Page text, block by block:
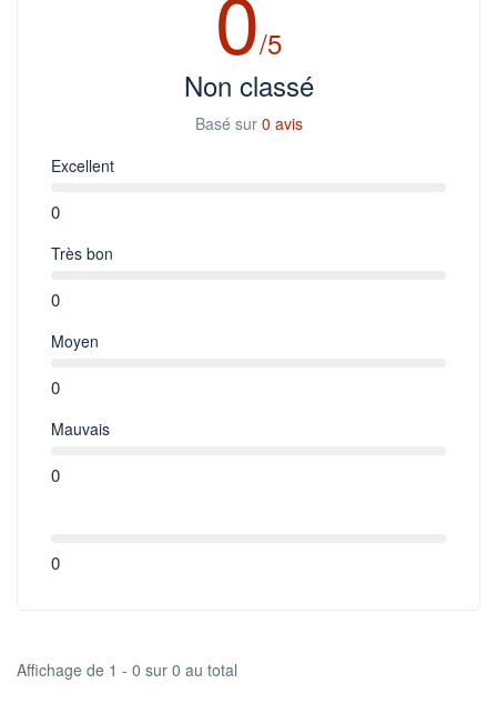
/5
Non classé
Basé sur 0 avis
Excellent
0
Très bon
0
Moyen
0
Mauvais
0
0
Affichage de 1 - 0 sur 0 au total